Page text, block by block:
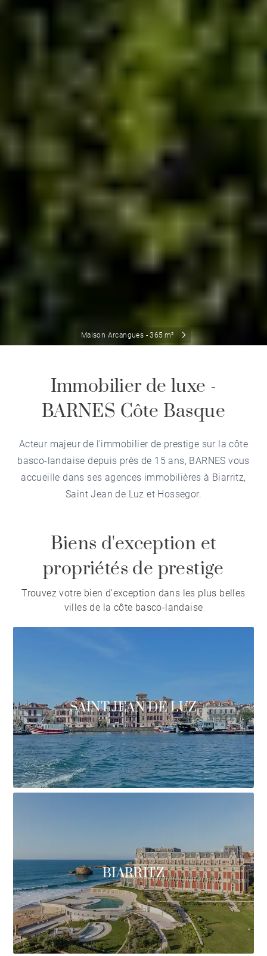
Maison Arcangues - 365 m²
Immobilier de luxe -
BARNES Côte Basque
Acteur majeur de l'immobilier de prestige sur la côte
basco-landaise depuis près de 15 ans, BARNES vous
accueille dans ses agences immobilières à Biarritz,
Saint Jean de Luz et Hossegor.
Biens d'exception et
propriétés de prestige
Trouvez votre bien d'exception dans les plus belles
villes de la côte basco-landaise
SAINT JEAN DE LUZ
BIARRITZ